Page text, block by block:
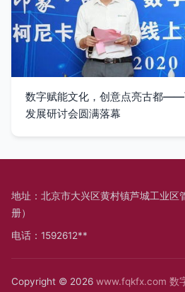
数字赋能文化，创意点亮古都——
发展研讨会圆满落幕
地址：北京市大兴区黄村镇芦城工业区
册）
电话：1592612**
Copyright © 2026 www.fqkfx.com 数